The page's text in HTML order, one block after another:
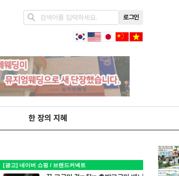
로그인
한 장의 지혜